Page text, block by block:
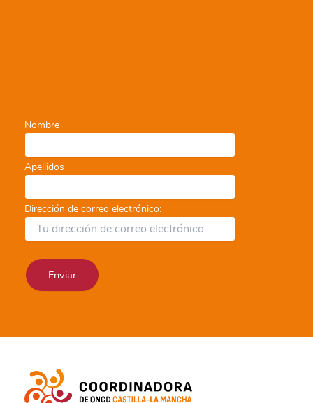
Nombre
Apellidos
Dirección de correo electrónico: